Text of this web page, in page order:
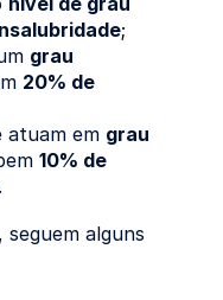
;
grau
20% de
atuam em grau
10% de
.
alguns